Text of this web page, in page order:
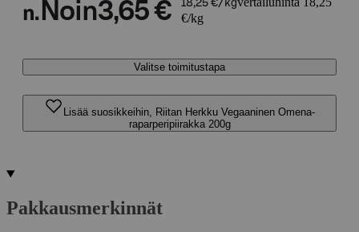
n. Noin3,65 € 18,25 €/kg
€/kg
Valitse toimitustapa
Lisää suosikkeihin, Riitan Herkku Vegaaninen Omena-
raparperipiirakka 200g
Pakkausmerkinnät